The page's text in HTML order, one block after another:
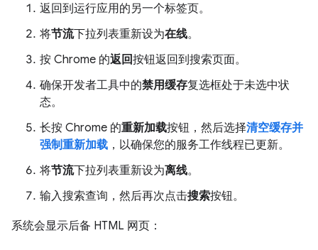
返回到运行应用的另一个标签页。
将节流下拉列表重新设为在线。
按 Chrome 的返回按钮返回到搜索页面。
确保开发者工具中的禁用缓存复选框处于未选中状
态。
长按 Chrome 的重新加载按钮，然后选择清空缓存并
强制重新加载 ，以确保您的服务工作线程已更新。
将节流下拉列表重新设为离线。
输入搜索查询，然后再次点击搜索按钮。
系统会显示后备 HTML 网页：